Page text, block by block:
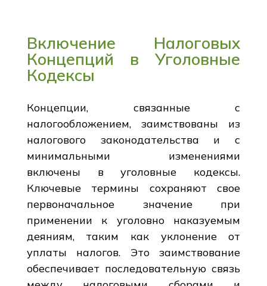
Включение Налоговых
Концепций в Уголовные
Кодексы
Концепции, связанные с
налогообложением, заимствованы из
налогового законодательства и с
минимальными изменениями
включены в уголовные кодексы.
Ключевые термины сохраняют свое
первоначальное значение при
применении к уголовно наказуемым
деяниям, таким как уклонение от
уплаты налогов. Это заимствование
обеспечивает последовательную связь